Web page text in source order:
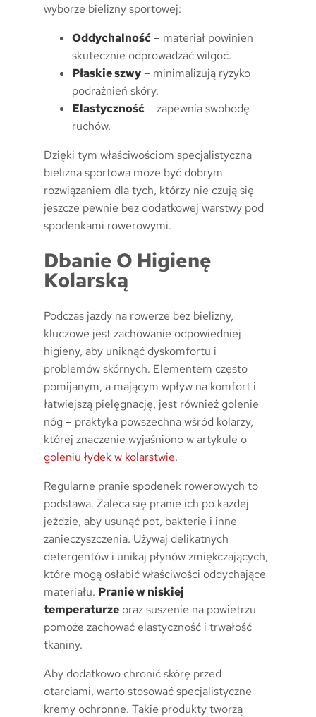
wyborze bielizny sportowej:
Oddychalność – materiał powinien
skutecznie odprowadzać wilgoć.
Płaskie szwy – minimalizują ryzyko
podrażnień skóry.
Elastyczność – zapewnia swobodę
ruchów.
Dzięki tym właściwościom specjalistyczna
bielizna sportowa może być dobrym
rozwiązaniem dla tych, którzy nie czują się
jeszcze pewnie bez dodatkowej warstwy pod
spodenkami rowerowymi.
Dbanie O Higienę
Kolarską
Podczas jazdy na rowerze bez bielizny,
kluczowe jest zachowanie odpowiedniej
higieny, aby uniknąć dyskomfortu i
problemów skórnych. Elementem często
pomijanym, a mającym wpływ na komfort i
łatwiejszą pielęgnację, jest również golenie
nóg – praktyka powszechna wśród kolarzy,
której znaczenie wyjaśniono w artykule o
goleniu łydek w kolarstwie.
Regularne pranie spodenek rowerowych to
podstawa. Zaleca się pranie ich po każdej
jeździe, aby usunąć pot, bakterie i inne
zanieczyszczenia. Używaj delikatnych
detergentów i unikaj płynów zmiękczających,
które mogą osłabić właściwości oddychające
materiału. Pranie w niskiej
temperaturze oraz suszenie na powietrzu
pomoże zachować elastyczność i trwałość
tkaniny.
Aby dodatkowo chronić skórę przed
otarciami, warto stosować specjalistyczne
kremy ochronne. Takie produkty tworzą